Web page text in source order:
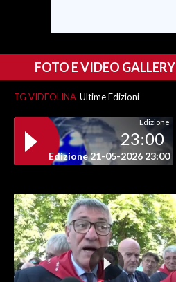
STOREFOTO E VIDEO GALLERY
TG VIDEOLINA Ultime Edizioni
Edizione
23:00
Edizione 21-05-2026 23:00